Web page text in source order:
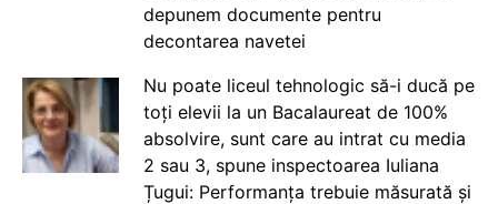
depunem documente pentru
decontarea navetei
Nu poate liceul tehnologic să-i ducă pe
toți elevii la un Bacalaureat de 100%
absolvire, sunt care au intrat cu media
2 sau 3, spune inspectoarea Iuliana
Țugui: Performanța trebuie măsurată și